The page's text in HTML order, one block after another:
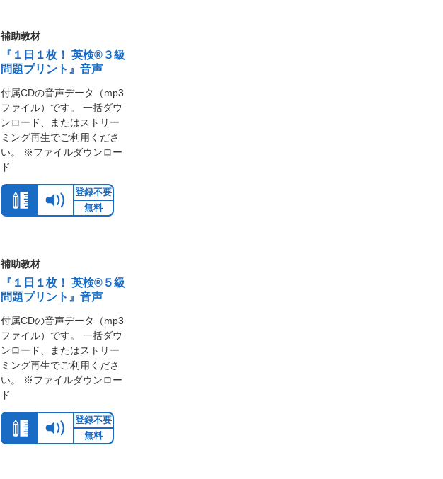
補助教材
『１日１枚！ 英検®３級
問題プリント』音声
付属CDの音声データ（mp3
ファイル）です。 一括ダウ
ンロード、またはストリー
ミング再生でご利用くださ
い。 ※ファイルダウンロー
ド
登録不要
無料
補助教材
『１日１枚！ 英検®５級
問題プリント』音声
付属CDの音声データ（mp3
ファイル）です。 一括ダウ
ンロード、またはストリー
ミング再生でご利用くださ
い。 ※ファイルダウンロー
ド
登録不要
無料